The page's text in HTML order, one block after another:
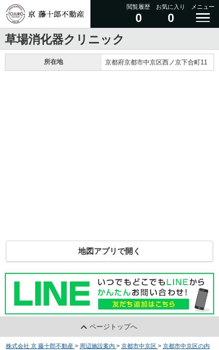
閲覧履歴
0
お気に入り
0
メニュー
草場消化器クリニック
所在地 京都府京都市中京区西ノ京下合町11
地図アプリで開く
ページトップへ
株式会社 京 藤十郎不動産 > 周辺施設案内 > 京都市中京区 > 京都市中京区の内